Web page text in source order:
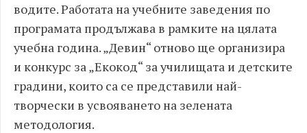
водите. Работата на учебните заведения по
програмата продължава в рамките на цялата
учебна година. „Девин“ отново ще организира
и конкурс за „Екокод“ за училищата и детските
градини, които са се представили най-
творчески в усвояването на зелената
методология.